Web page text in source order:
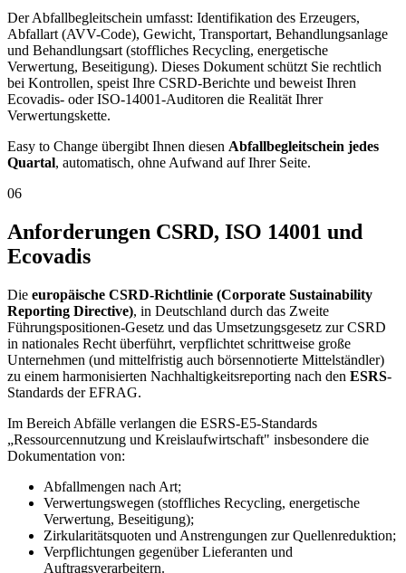
Der Abfallbegleitschein umfasst: Identifikation des Erzeugers,
Abfallart (AVV-Code), Gewicht, Transportart, Behandlungsanlage
und Behandlungsart (stoffliches Recycling, energetische
Verwertung, Beseitigung). Dieses Dokument schützt Sie rechtlich
bei Kontrollen, speist Ihre CSRD-Berichte und beweist Ihren
Ecovadis- oder ISO-14001-Auditoren die Realität Ihrer
Verwertungskette.
Easy to Change übergibt Ihnen diesen Abfallbegleitschein jedes
Quartal, automatisch, ohne Aufwand auf Ihrer Seite.
06
Anforderungen CSRD, ISO 14001 und
Ecovadis
Die europäische CSRD-Richtlinie (Corporate Sustainability
Reporting Directive), in Deutschland durch das Zweite
Führungspositionen-Gesetz und das Umsetzungsgesetz zur CSRD
in nationales Recht überführt, verpflichtet schrittweise große
Unternehmen (und mittelfristig auch börsennotierte Mittelständler)
zu einem harmonisierten Nachhaltigkeitsreporting nach den ESRS-
Standards der EFRAG.
Im Bereich Abfälle verlangen die ESRS-E5-Standards
„Ressourcennutzung und Kreislaufwirtschaft" insbesondere die
Dokumentation von:
Abfallmengen nach Art;
Verwertungswegen (stoffliches Recycling, energetische
Verwertung, Beseitigung);
Zirkularitätsquoten und Anstrengungen zur Quellenreduktion;
Verpflichtungen gegenüber Lieferanten und
Auftragsverarbeitern.